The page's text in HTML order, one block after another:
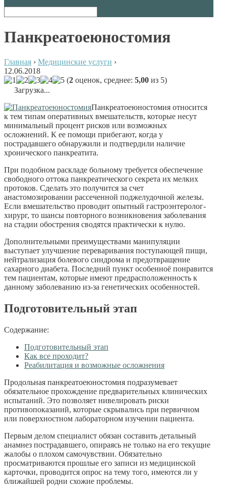
Панкреатоеюно­стомия
Главная › Медицинские услуги ›
12.06.2018
(2 оценок, среднее: 5,00 из 5)
Загрузка...
Панкреатоеюностомия относится
к тем типам оперативных вмешательств, которые несут
минимальный процент рисков или возможных
осложнений. К ее помощи прибегают, когда у
пострадавшего обнаружили и подтвердили наличие
хронического панкреатита.
При подобном раскладе больному требуется обеспечение
свободного оттока панкреатического секрета их мелких
протоков. Сделать это получится за счет
анастомозировании рассеченной поджелудочной железы.
Если вмешательство проводит опытный гастроэнтеролог-
хирург, то шансы повторного возникновения заболевания
на стадии обострения сводятся практически к нулю.
Дополнительными преимуществами манипуляции
выступает улучшение переваривания поступающей пищи,
нейтрализация болевого синдрома и предотвращение
сахарного диабета. Последний пункт особенноё понравится
тем пациентам, которые имеют предрасположенность к
данному заболеванию из-за генетических особенностей.
Подготовительный этап
Содержание:
Подготовительный этап
Как все проходит?
Реабилитация и возможные осложнения
Продольная панкреатоеюностомия подразумевает
обязательное прохождение предварительных клинических
испытаний. Это позволяет нивелировать риски
противопоказаний, которые скрывались при первичном
или поверхностном лабораторном изучении пациента.
Первым делом специалист обязан составить детальный
анамнез пострадавшего, опираясь не только на его текущие
жалобы о плохом самочувствии. Обязательно
просматриваются прошлые его записи из медицинской
карточки, проводится опрос на тему того, имеются ли у
ближайшей родни схожие проблемы.